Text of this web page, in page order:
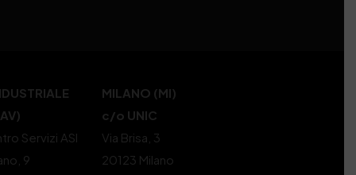
Servizi ASI
9
MILANO (MI)
c/o UNIC
Via Brisa, 3
20123 Milano